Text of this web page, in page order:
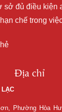
sở đủ điều kiện
chế trong
Địa chỉ
LẠC
Phường Hòa